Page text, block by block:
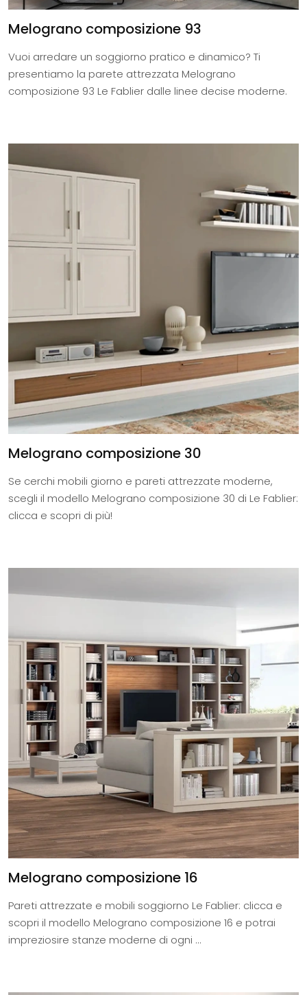
Melograno composizione 93
Vuoi arredare un soggiorno pratico e dinamico? Ti
presentiamo la parete attrezzata Melograno
composizione 93 Le Fablier dalle linee decise moderne.
Melograno composizione 30
Se cerchi mobili giorno e pareti attrezzate moderne,
scegli il modello Melograno composizione 30 di Le Fablier:
clicca e scopri di più!
Melograno composizione 16
Pareti attrezzate e mobili soggiorno Le Fablier: clicca e
scopri il modello Melograno composizione 16 e potrai
impreziosire stanze moderne di ogni ...